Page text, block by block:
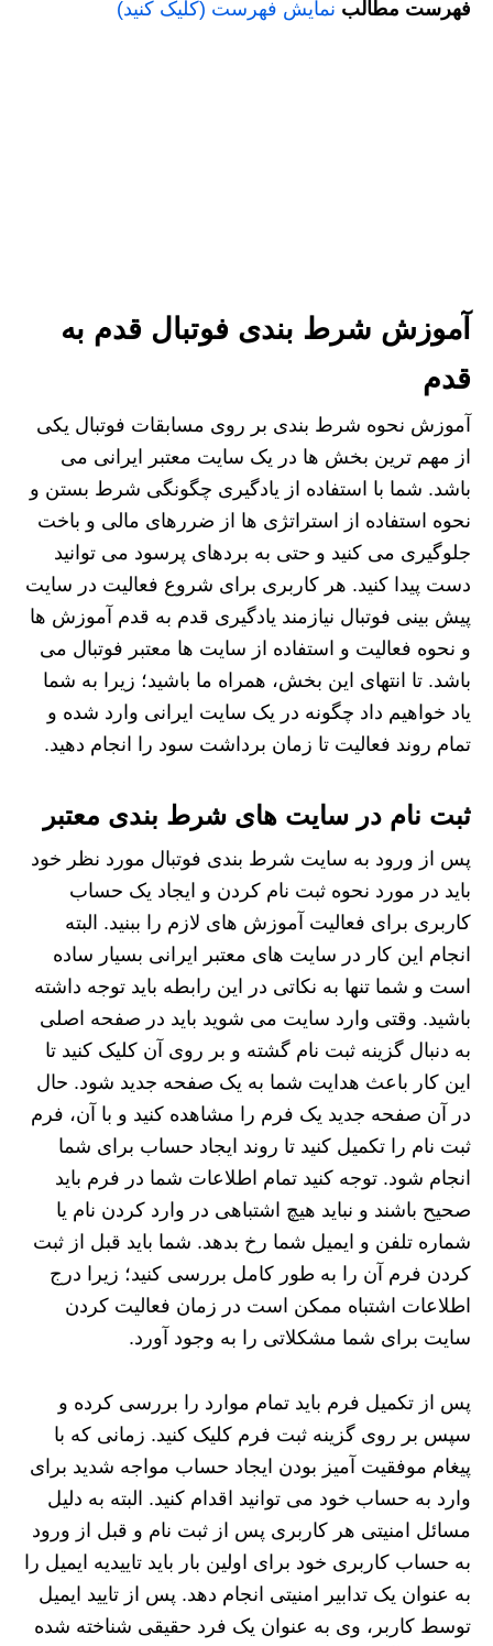
فهرست مطالب نمایش فهرست (کلیک کنید)
آموزش شرط بندی فوتبال قدم به
قدم
آموزش نحوه شرط بندی بر روی مسابقات فوتبال یکی
از مهم ترین بخش ها در یک سایت معتبر ایرانی می
باشد. شما با استفاده از یادگیری چگونگی شرط بستن و
نحوه استفاده از استراتژی ها از ضررهای مالی و باخت
جلوگیری می کنید و حتی به بردهای پرسود می توانید
دست پیدا کنید. هر کاربری برای شروع فعالیت در سایت
پیش بینی فوتبال نیازمند یادگیری قدم به قدم آموزش ها
و نحوه فعالیت و استفاده از سایت ها معتبر فوتبال می
باشد. تا انتهای این بخش، همراه ما باشید؛ زیرا به شما
یاد خواهیم داد چگونه در یک سایت ایرانی وارد شده و
تمام روند فعالیت تا زمان برداشت سود را انجام دهید.
ثبت‌ نام در سایت‌ های شرط بندی معتبر
پس از ورود به سایت شرط بندی فوتبال مورد نظر خود
باید در مورد نحوه ثبت نام کردن و ایجاد یک حساب
کاربری برای فعالیت آموزش های لازم را ببنید. البته
انجام این کار در سایت های معتبر ایرانی بسیار ساده
است و شما تنها به نکاتی در این رابطه باید توجه داشته
باشید. وقتی وارد سایت می شوید باید در صفحه اصلی
به دنبال گزینه ثبت نام گشته و بر روی آن کلیک کنید تا
این کار باعث هدایت شما به یک صفحه جدید شود. حال
در آن صفحه جدید یک فرم را مشاهده کنید و با آن، فرم
ثبت نام را تکمیل کنید تا روند ایجاد حساب برای شما
انجام شود. توجه کنید تمام اطلاعات شما در فرم باید
صحیح باشند و نباید هیچ اشتباهی در وارد کردن نام یا
شماره تلفن و ایمیل شما رخ بدهد. شما باید قبل از ثبت
کردن فرم آن را به طور کامل بررسی کنید؛ زیرا درج
اطلاعات اشتباه ممکن است در زمان فعالیت کردن
سایت برای شما مشکلاتی را به وجود آورد.
پس از تکمیل فرم باید تمام موارد را بررسی کرده و
سپس بر روی گزینه ثبت فرم کلیک کنید. زمانی که با
پیغام موفقیت آمیز بودن ایجاد حساب مواجه شدید برای
وارد به حساب خود می توانید اقدام کنید. البته به دلیل
مسائل امنیتی هر کاربری پس از ثبت نام و قبل از ورود
به حساب کاربری خود برای اولین بار باید تاییدیه ایمیل را
به عنوان یک تدابیر امنیتی انجام دهد. پس از تایید ایمیل
توسط کاربر، وی به عنوان یک فرد حقیقی شناخته شده